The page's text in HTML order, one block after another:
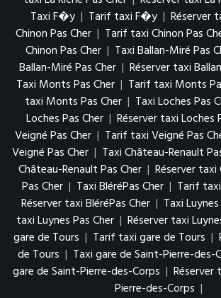
Taxi F�y | Tarif taxi F�y | Réserver
Chinon Pas Cher | Tarif taxi Chinon Pas
Chinon Pas Cher | Taxi Ballan-Miré Pas
Ballan-Miré Pas Cher | Réserver taxi
Taxi Monts Pas Cher | Tarif taxi Monts
taxi Monts Pas Cher | Taxi Loches Pas
Loches Pas Cher | Réserver taxi Loches
Veigné Pas Cher | Tarif taxi Veigné Pas
Veigné Pas Cher | Taxi Château-Renault
Château-Renault Pas Cher | Réserver
Pas Cher | Taxi BléréPas Cher | Tarif
Réserver taxi BléréPas Cher | Taxi
taxi Luynes Pas Cher | Réserver taxi
gare de Tours | Tarif taxi gare de Tours |
de Tours | Taxi gare de Saint-Pierre-des-
gare de Saint-Pierre-des-Corps | Réserver
Pierre-des-Corps |